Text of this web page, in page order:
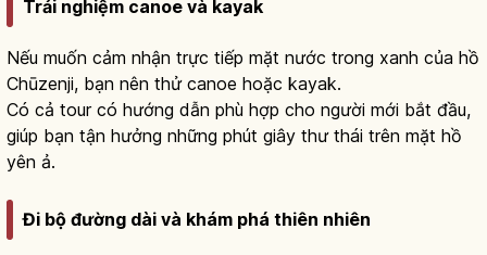
Trải nghiệm canoe và kayak
Nếu muốn cảm nhận trực tiếp mặt nước trong xanh của hồ
Chūzenji, bạn nên thử canoe hoặc kayak.
Có cả tour có hướng dẫn phù hợp cho người mới bắt đầu,
giúp bạn tận hưởng những phút giây thư thái trên mặt hồ
yên ả.
Đi bộ đường dài và khám phá thiên nhiên